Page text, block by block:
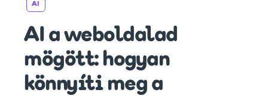
AI
AI a weboldalad
mögött: hogyan
könnyíti meg a